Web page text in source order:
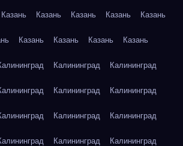
Казань Казань Казань Казань Казань
Казань Казань Казань Казань
Калининград Калининград
Калининград Калининград
Калининград Калининград
Калининград Калининград